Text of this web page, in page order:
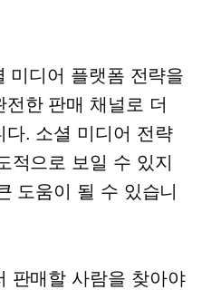
미디어 플랫폼 전략을
한 판매 채널로 더
다. 소셜 미디어 전략
적으로 보일 수 있지
도움이 될 수 있습니
판매할 사람을 찾아야